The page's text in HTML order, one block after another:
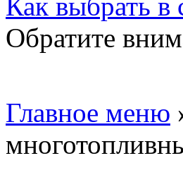
Обратите
Главное меню